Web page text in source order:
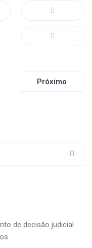
Próximo
de decisão judicial